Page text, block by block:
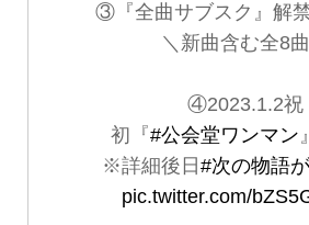
③『全曲サブスク』解
＼新曲含む全8
④2023.1.2祝
初『#公会堂ワンマン
※詳細後日 #次の物語
pic.twitter.com/